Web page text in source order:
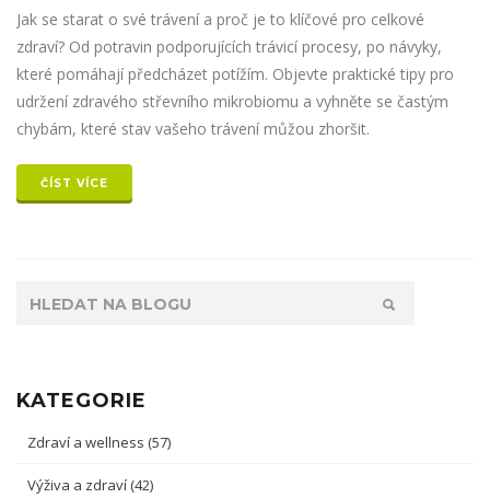
Jak se starat o své trávení a proč je to klíčové pro celkové
zdraví? Od potravin podporujících trávicí procesy, po návyky,
které pomáhají předcházet potížím. Objevte praktické tipy pro
udržení zdravého střevního mikrobiomu a vyhněte se častým
chybám, které stav vašeho trávení můžou zhoršit.
ČÍST VÍCE
KATEGORIE
Zdraví a wellness (57)
Výživa a zdraví (42)